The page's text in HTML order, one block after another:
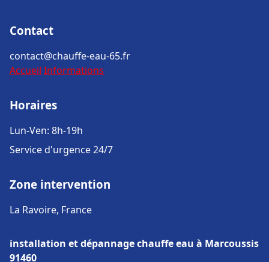
Contact
contact@chauffe-eau-65.fr
Accueil Informations
Horaires
Lun-Ven: 8h-19h
Service d'urgence 24/7
Zone intervention
La Ravoire, France
installation et dépannage chauffe eau à Marcoussis
91460